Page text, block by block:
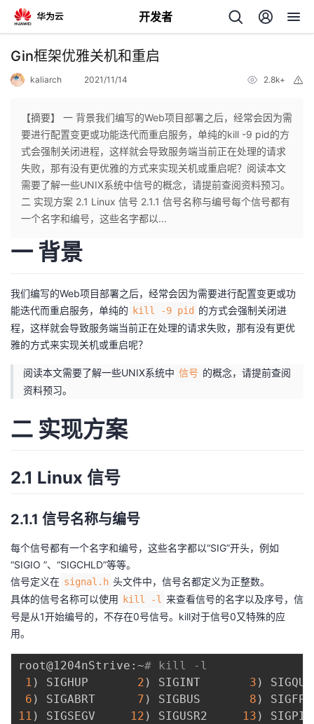
开发者
返
个
人
我
发
者
我
博
客
的
论
我
的
子
我
直
播
的
活
动
我
的
关
我
的
发
者
我
Programs
我
的
支
Gin框架优雅关机和重启
kaliarch 2021/11/14 2.8k+
【摘要】 一 背景我们编写的Web项目部署之后，经常会因为需
要进行配置变更或功能迭代而重启服务，单纯的kill -9 pid的方
式会强制关闭进程，这样就会导致服务端当前正在处理的请求
失败，那有没有更优雅的方式来实现关机或重启呢？阅读本文
需要了解一些UNIX系统中信号的概念，请提前查阅资料预习。
二 实现方案 2.1 Linux 信号 2.1.1 信号名称与编号每个信号都有
一个名字和编号，这些名字都以...
一 背景
我们编写的Web项目部署之后，经常会因为需要进行配置变更或功
能迭代而重启服务，单纯的 kill -9 pid 的方式会强制关闭进
程，这样就会导致服务端当前正在处理的请求失败，那有没有更优
雅的方式来实现关机或重启呢？
阅读本文需要了解一些UNIX系统中 信号 的概念，请提前查阅
资料预习。
二 实现方案
2.1 Linux 信号
2.1.1 信号名称与编号
每个信号都有一个名字和编号，这些名字都以“SIG”开头，例如
“SIGIO ”、“SIGCHLD”等等。
信号定义在 signal.h 头文件中，信号名都定义为正整数。
具体的信号名称可以使用
kill -l 来查看信号的名字以及序号，信
号是从1开始编号的，不存在0号信号。kill对于信号0又特殊的应
用。
root@1204nStrive:~# kill -l
1 ) SIGHUP 2 ) SIGINT 3 )
6 ) SIGABRT 7 ) SIGBUS 8 )
11 ) SIGSEGV 12 ) SIGUSR2 13 )